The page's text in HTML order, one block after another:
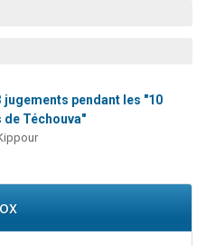
pour étudier en groupe sur Zoom
2 personnes viennent de nous rejoindre sur WhatsApp
jugements pendant les "10
de Téchouva"